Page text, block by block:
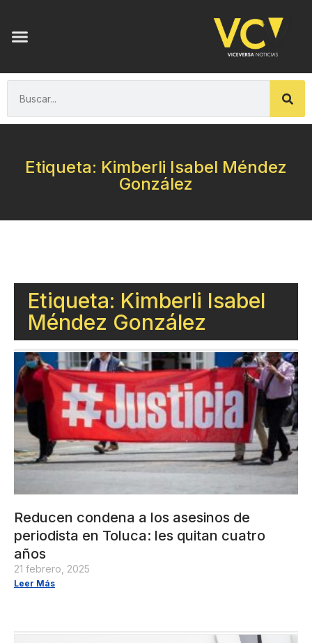
Etiqueta: Kimberli Isabel Méndez
González
Etiqueta: Kimberli Isabel
Méndez González
Reducen condena a los asesinos de
periodista en Toluca: les quitan cuatro
años
21 febrero, 2025
Leer Más